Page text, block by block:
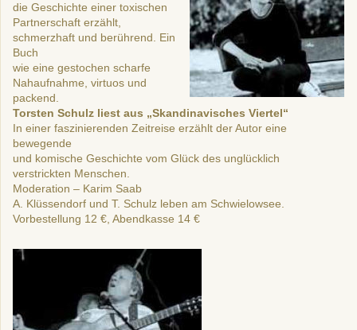
die Geschichte einer toxischen
Partnerschaft erzählt,
schmerzhaft und berührend. Ein
Buch
wie eine gestochen scharfe
Nahaufnahme, virtuos und
packend.
Torsten Schulz liest aus „Skandinavisches Viertel“
In einer faszinierenden Zeitreise erzählt der Autor eine
bewegende
und komische Geschichte vom Glück des unglücklich
verstrickten Menschen.
Moderation – Karim Saab
A. Klüssendorf und T. Schulz leben am Schwielowsee.
Vorbestellung 12 €, Abendkasse 14 €